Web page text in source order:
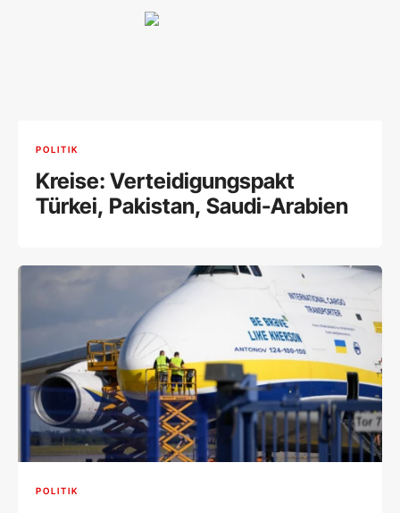
POLITIK
Kreise: Verteidigungspakt
Türkei, Pakistan, Saudi-Arabien
POLITIK